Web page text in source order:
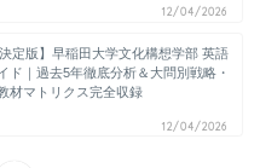
12/04/2026
決定版】早稲田大学文化構想学部 英語
ド｜過去5年徹底分析＆大問別戦略・
材マトリクス完全収録
12/04/2026